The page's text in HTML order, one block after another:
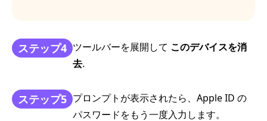
ステップ4 ツールバーを展開して このデバイスを消
去.
ステップ5 プロンプトが表示されたら、Apple ID の
パスワードをもう一度入力します。